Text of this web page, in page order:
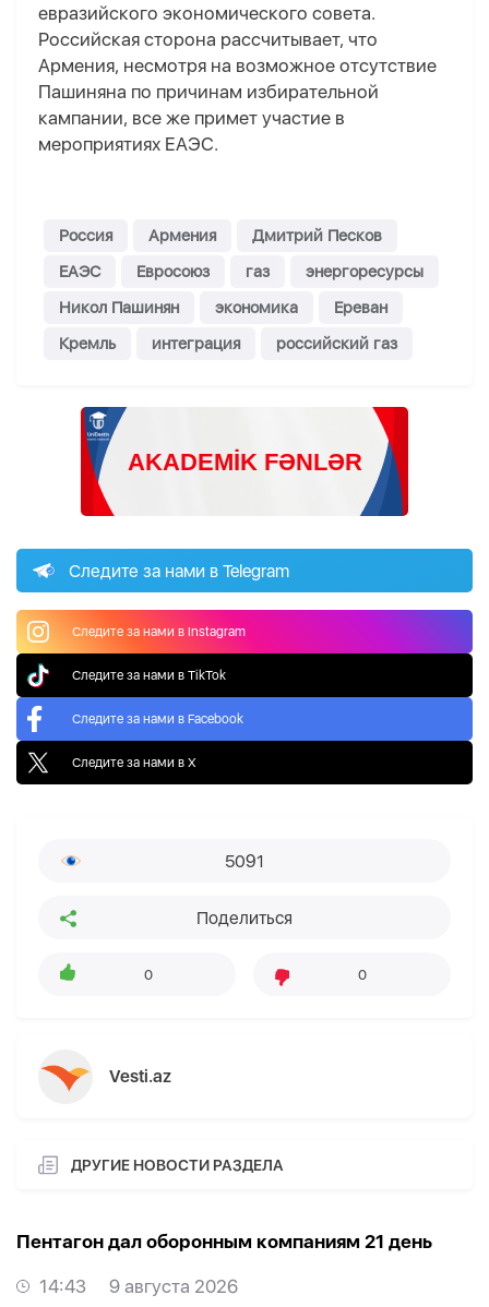
евразийского экономического совета.
Российская сторона рассчитывает, что
Армения, несмотря на возможное отсутствие
Пашиняна по причинам избирательной
кампании, все же примет участие в
мероприятиях ЕАЭС.
Россия Армения
Дмитрий Песков
ЕАЭС
Евросоюз газ
энергоресурсы
Никол Пашинян
экономика
Ереван
Кремль
интеграция российский газ
Следите за нами в Telegram
Следите за нами в Instagram
Следите за нами в TikTok
Следите за нами в Facebook
Следите за нами в X
5091
Поделиться
0 0
Vesti.az
ДРУГИЕ НОВОСТИ РАЗДЕЛА
Пентагон дал оборонным компаниям 21 день
14:43
9 августа 2026